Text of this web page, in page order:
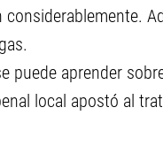
puede aprender
local apostó al